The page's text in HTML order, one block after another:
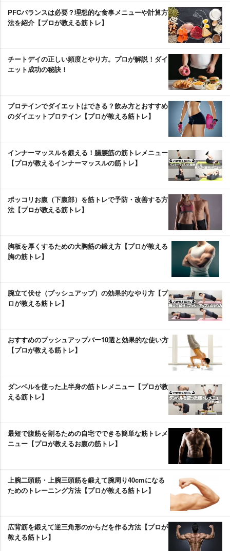
PFCバランスは必要？理想的な食事メニューや計算方
法を紹介【プロが教える筋トレ】
チートデイの正しい頻度とやり方。プロが解説！ダイ
エット成功の秘訣！
プロテインでダイエットはできる？飲み方とおすすめ
のダイエットプロテイン【プロが教える筋トレ】
インナーマッスルを鍛える！腸腰筋の筋トレメニュー
【プロが教えるインナーマッスルの筋トレ】
ポッコリお腹（下腹部）を筋トレで予防・改善する方
法【プロが教える筋トレ】
胸板を厚くするための大胸筋の鍛え方【プロが教える
胸の筋トレ】
腕立て伏せ（プッシュアップ）の効果的なやり方【プ
ロが教える筋トレ】
おすすめのプッシュアップバー10選と効果的な使い方
【プロが教える筋トレ】
ダンベルを使った上半身の筋トレメニュー【プロが教
える筋トレ】
最短で腹筋を割るための自宅でできる簡単な筋トレメ
ニュー【プロが教えるお腹の筋トレ】
上腕二頭筋・上腕三頭筋を鍛えて腕周り40cmになる
ためのトレーニング方法【プロが教える筋トレ】
広背筋を鍛えて逆三角形のからだを作る方法【プロが
教える筋トレ】